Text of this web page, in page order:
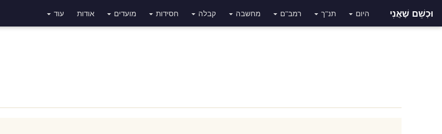
וּכְשֵׁם שֶׁאֲנִי היום תנ"ך רמב"ם מחשבה קבלה חסידות מועדים אודות עוד